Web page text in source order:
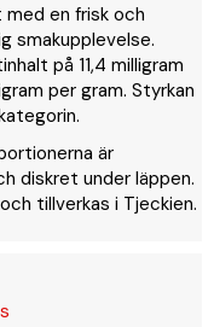
en frisk och
smakupplevelse.
på 11,4 milligram
per gram. Styrkan
är
diskret under läppen.
tillverkas i Tjeckien.